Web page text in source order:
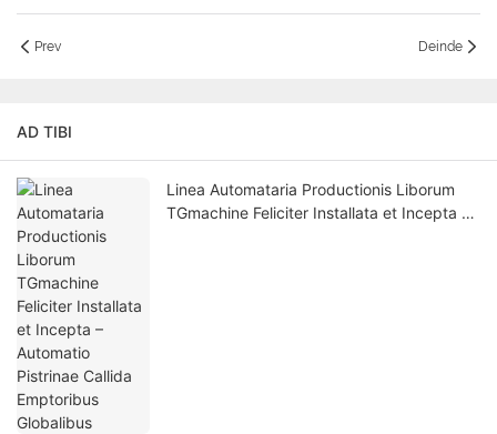
Prev Deinde
AD TIBI
Linea Automataria Productionis Liborum
TGmachine Feliciter Installata et Incepta –